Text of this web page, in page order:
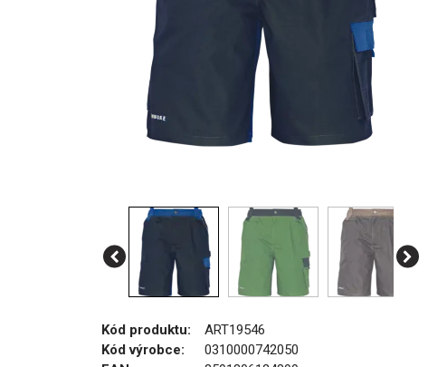
Kód produktu:
ART19546
Kód výrobce:
0310000742050